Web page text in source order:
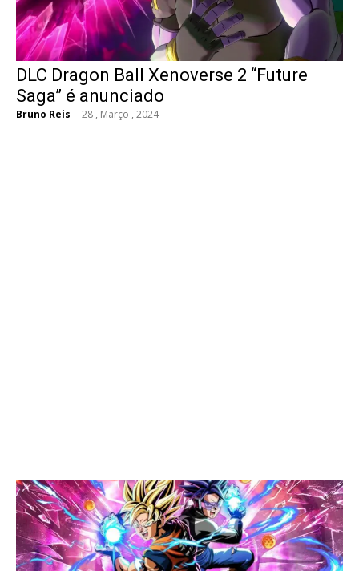
DLC Dragon Ball Xenoverse 2 “Future
Saga” é anunciado
Bruno Reis - 28 , Março , 2024